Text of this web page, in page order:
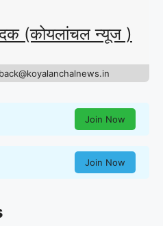
(कोयलांचल न्यूज )
Join Now
Join Now